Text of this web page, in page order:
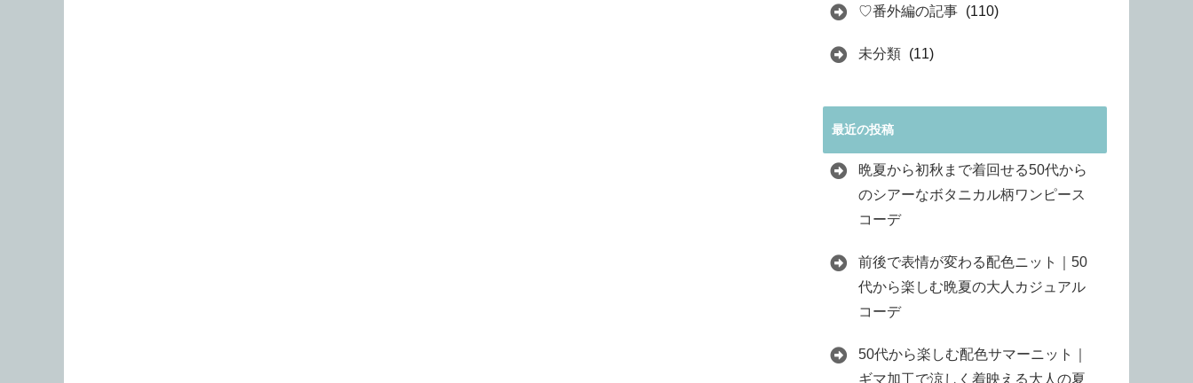
♡番外編の記事 (110)
未分類 (11)
最近の投稿
晩夏から初秋まで着回せる50代から
のシアーなボタニカル柄ワンピース
コーデ
前後で表情が変わる配色ニット｜50
代から楽しむ晩夏の大人カジュアル
コーデ
50代から楽しむ配色サマーニット｜
ギマ加工で涼しく着映える大人の夏